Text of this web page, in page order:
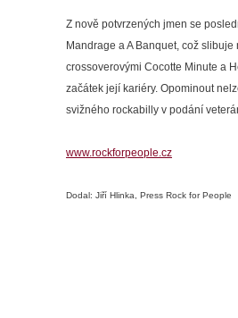
Z nově potvrzených jmen se
Mandrage a A Banquet, což
crossoverovými Cocotte Minute a
začátek její kariéry. Opominout
svižného rockabilly v podání
www.rockforpeople.cz
Dodal: Jiří Hlinka, Press Rock for People